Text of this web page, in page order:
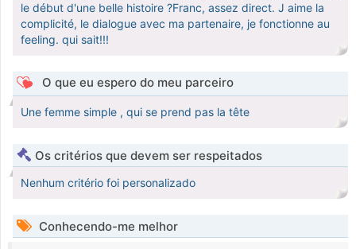
le début d'une belle histoire ?Franc, assez direct. J aime la
complicité, le dialogue avec ma partenaire, je fonctionne au
feeling. qui sait!!!
O que eu espero do meu parceiro
Une femme simple , qui se prend pas la tête
Os critérios que devem ser respeitados
Nenhum critério foi personalizado
Conhecendo-me melhor